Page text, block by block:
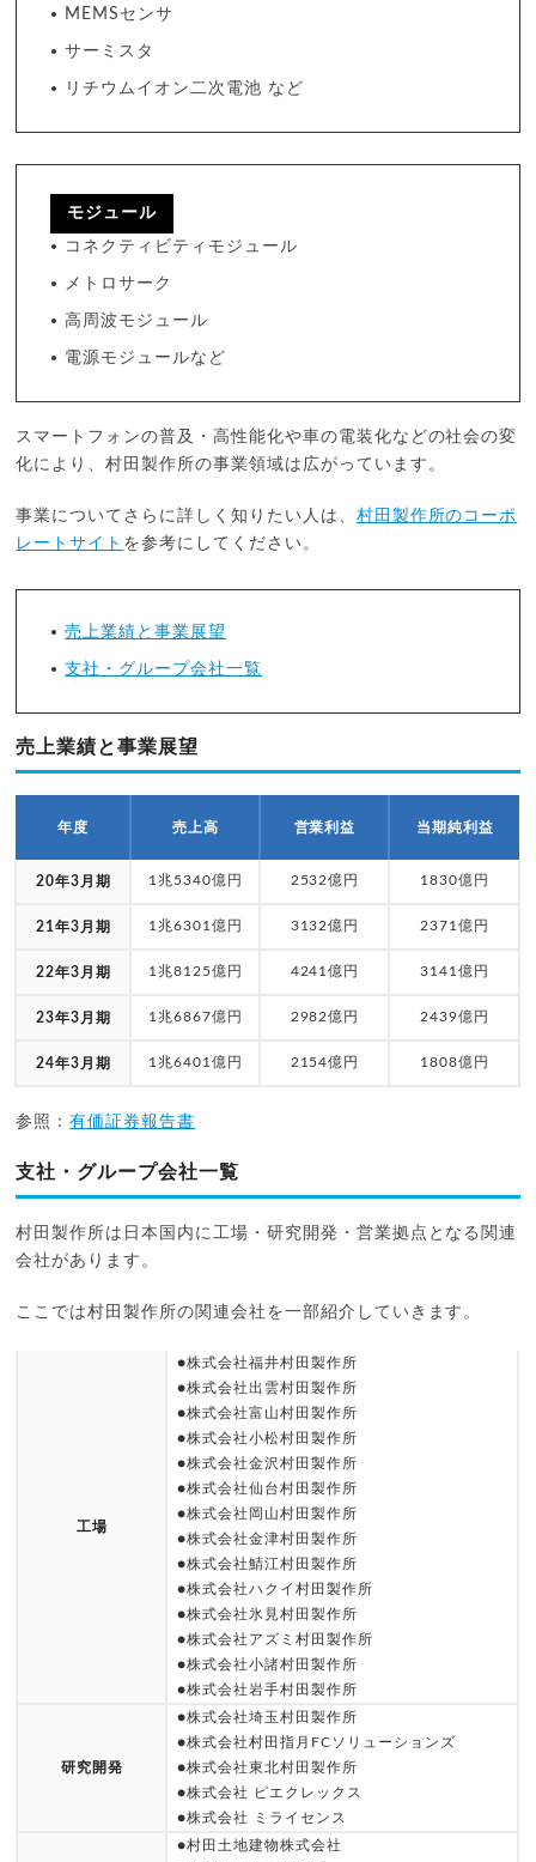
MEMSセンサ
サーミスタ
リチウムイオン二次電池 など
モジュール
コネクティビティモジュール
メトロサーク
高周波モジュール
電源モジュールなど
スマートフォンの普及・高性能化や車の電装化などの社会の変
化により、村田製作所の事業領域は広がっています。
事業についてさらに詳しく知りたい人は、 村田製作所のコーポ
レートサイト を参考にしてください。
売上業績と事業展望
支社・グループ会社一覧
売上業績と事業展望
年度 売上高 営業利益 当期純利益
20年3月期 1兆5340億円 2532億円 1830億円
21年3月期 1兆6301億円 3132億円 2371億円
22年3月期 1兆8125億円 4241億円 3141億円
23年3月期 1兆6867億円 2982億円 2439億円
24年3月期 1兆6401億円 2154億円 1808億円
参照：有価証券報告書
支社・グループ会社一覧
村田製作所は日本国内に工場・研究開発・営業拠点となる関連
会社があります。
ここでは村田製作所の関連会社を一部紹介していきます。
工場
●株式会社福井村田製作所
●株式会社出雲村田製作所
●株式会社富山村田製作所
●株式会社小松村田製作所
●株式会社金沢村田製作所
●株式会社仙台村田製作所
●株式会社岡山村田製作所
●株式会社金津村田製作所
●株式会社鯖江村田製作所
●株式会社ハクイ村田製作所
●株式会社氷見村田製作所
●株式会社アズミ村田製作所
●株式会社小諸村田製作所
●株式会社岩手村田製作所
研究開発
●株式会社埼玉村田製作所
●株式会社村田指月FCソリューションズ
●株式会社東北村田製作所
●株式会社 ピエクレックス
●株式会社 ミライセンス
●村田土地建物株式会社